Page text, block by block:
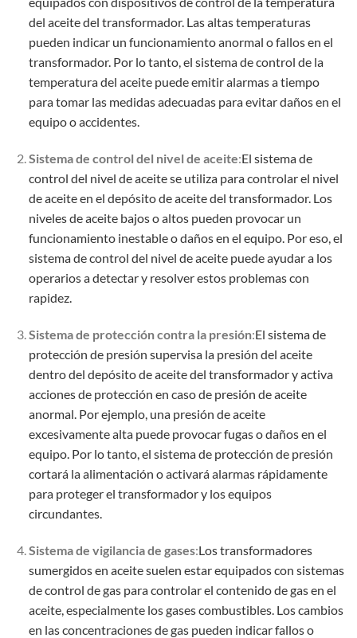
del aceite del transformador. Las altas temperaturas
pueden indicar un funcionamiento anormal o fallos en el
transformador. Por lo tanto, el sistema de control de la
temperatura del aceite puede emitir alarmas a tiempo
para tomar las medidas adecuadas para evitar daños en el
equipo o accidentes.
Sistema de control del nivel de aceite:El sistema de
control del nivel de aceite se utiliza para controlar el nivel
de aceite en el depósito de aceite del transformador. Los
niveles de aceite bajos o altos pueden provocar un
funcionamiento inestable o daños en el equipo. Por eso, el
sistema de control del nivel de aceite puede ayudar a los
operarios a detectar y resolver estos problemas con
rapidez.
Sistema de protección contra la presión:El sistema de
protección de presión supervisa la presión del aceite
dentro del depósito de aceite del transformador y activa
acciones de protección en caso de presión de aceite
anormal. Por ejemplo, una presión de aceite
excesivamente alta puede provocar fugas o daños en el
equipo. Por lo tanto, el sistema de protección de presión
cortará la alimentación o activará alarmas rápidamente
para proteger el transformador y los equipos
circundantes.
Sistema de vigilancia de gases:Los transformadores
sumergidos en aceite suelen estar equipados con sistemas
de control de gas para controlar el contenido de gas en el
aceite, especialmente los gases combustibles. Los cambios
en las concentraciones de gas pueden indicar fallos o